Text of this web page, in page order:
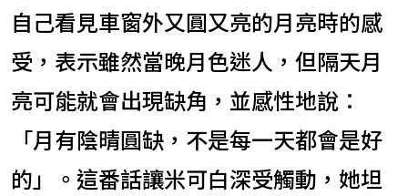
自己看見車窗外又圓又亮的月亮時的感
受，表示雖然當晚月色迷人，但隔天月
亮可能就會出現缺角，並感性地說：
「月有陰晴圓缺，不是每一天都會是好
的」。這番話讓米可白深受觸動，她坦